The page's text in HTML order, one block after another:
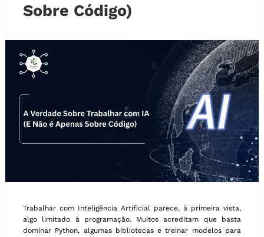
Sobre Código)
Trabalhar com Inteligência Artificial parece, à primeira vista,
algo limitado à programação. Muitos acreditam que basta
dominar Python, algumas bibliotecas e treinar modelos para